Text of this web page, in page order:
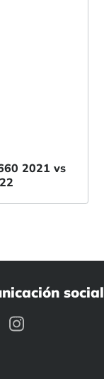
2021 vs
social